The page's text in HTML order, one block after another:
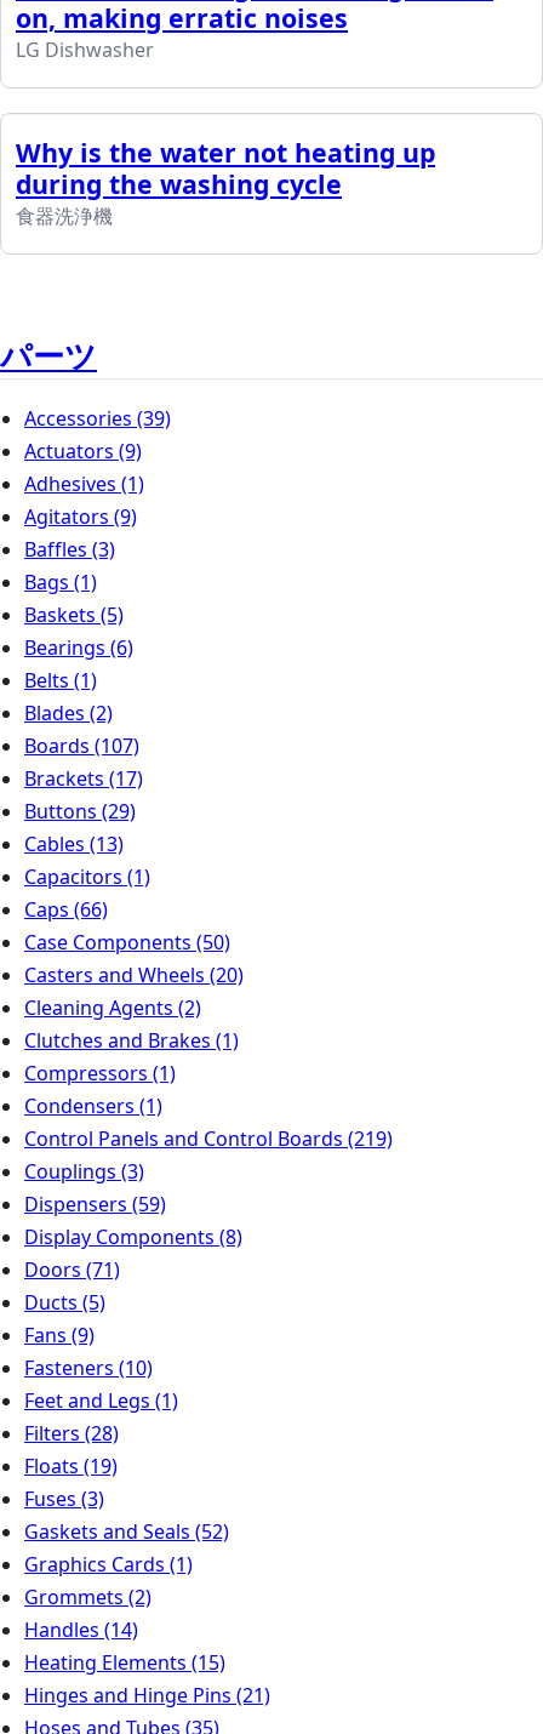
on, making erratic noises
LG Dishwasher
Why is the water not heating up
during the washing cycle
食器洗浄機
パーツ
Accessories (39)
Actuators (9)
Adhesives (1)
Agitators (9)
Baffles (3)
Bags (1)
Baskets (5)
Bearings (6)
Belts (1)
Blades (2)
Boards (107)
Brackets (17)
Buttons (29)
Cables (13)
Capacitors (1)
Caps (66)
Case Components (50)
Casters and Wheels (20)
Cleaning Agents (2)
Clutches and Brakes (1)
Compressors (1)
Condensers (1)
Control Panels and Control Boards (219)
Couplings (3)
Dispensers (59)
Display Components (8)
Doors (71)
Ducts (5)
Fans (9)
Fasteners (10)
Feet and Legs (1)
Filters (28)
Floats (19)
Fuses (3)
Gaskets and Seals (52)
Graphics Cards (1)
Grommets (2)
Handles (14)
Heating Elements (15)
Hinges and Hinge Pins (21)
Hoses and Tubes (35)